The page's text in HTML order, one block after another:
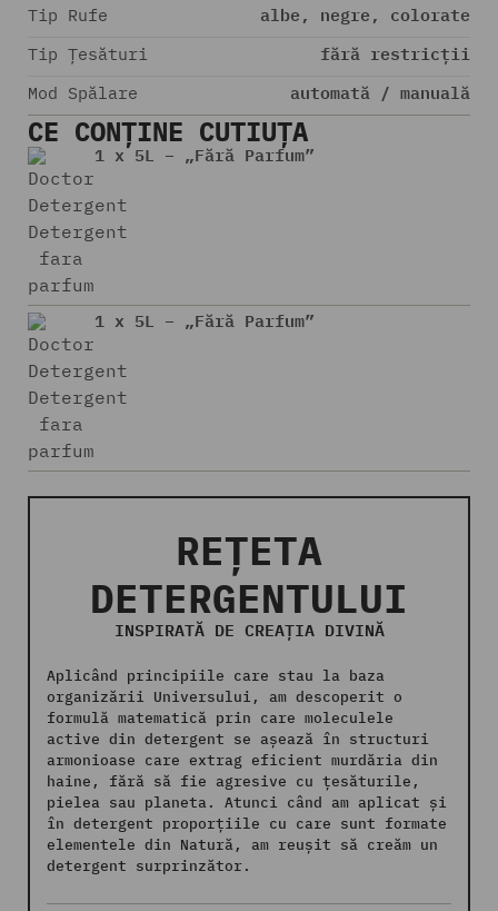
Tip Rufe albe, negre, colorate
Tip Țesături fără restricții
Mod Spălare automată / manuală
CE CONȚINE CUTIUȚA
1 x 5L – „Fără Parfum”
1 x 5L – „Fără Parfum”
REȚETA
DETERGENTULUI
INSPIRATĂ DE CREAȚIA DIVINĂ
Aplicând principiile care stau la baza
organizării Universului, am descoperit o
formulă matematică prin care moleculele
active din detergent se așează în structuri
armonioase care extrag eficient murdăria din
haine, fără să fie agresive cu țesăturile,
pielea sau planeta. Atunci când am aplicat și
în detergent proporțiile cu care sunt formate
elementele din Natură, am reușit să creăm un
detergent surprinzător.